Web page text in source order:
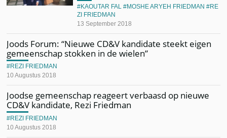
13 September 2018
KAOUTAR FAL MOSHE ARYEH FRIEDMAN
RE
ZI FRIEDMAN
Joods Forum: “Nieuwe CD&V kandidate steekt eigen
gemeenschap stokken in de wielen”
10 Augustus 2018
REZI FRIEDMAN
Joodse gemeenschap reageert verbaasd op nieuwe
CD&V kandidate, Rezi Friedman
10 Augustus 2018
REZI FRIEDMAN